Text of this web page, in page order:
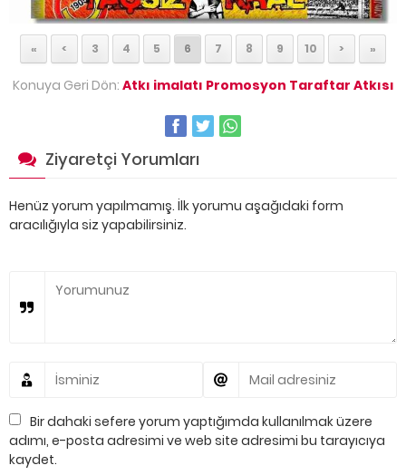
« < 3 4 5 6 7 8 9 10 > »
Konuya Geri Dön: Atkı imalatı Promosyon Taraftar Atkısı
Ziyaretçi Yorumları
Henüz yorum yapılmamış. İlk yorumu aşağıdaki form
aracılığıyla siz yapabilirsiniz.
Bir dahaki sefere yorum yaptığımda kullanılmak üzere
adımı, e-posta adresimi ve web site adresimi bu tarayıcıya
kaydet.